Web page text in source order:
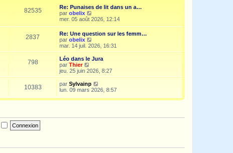
s
a
g
e
e
m
e
s
a
g
e
e
n
i
e
m
e
s
a
g
82535
Re: Punaises de lit dans un a…
par obelix
o
l
e
d
e
r
i
e
r
m
e
mer. 05 août 2026, 12:14
2837
Re: Une question sur les femm…
par obelix
o
i
r
e
e
r
n
i
m
g
mar. 14 juil. 2026, 16:31
798
Léo dans le Jura
par Thier
o
i
r
d
n
e
jeu. 25 juin 2026, 8:27
10383 par Sylvainp
o
r
d
e
lun. 09 mars 2026, 8:57